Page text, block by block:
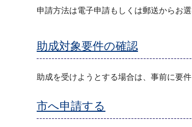
申請方法は電子申請もしくは郵送からお選
助成対象要件の確認
助成を受けようとする場合は、事前に要
市へ申請する